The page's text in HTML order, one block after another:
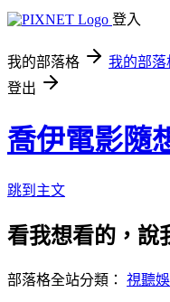
登入
我的部落格 我的部落
登出
喬伊電影隨
跳到主文
看我想看的，說
部落格全站分類： 視聽